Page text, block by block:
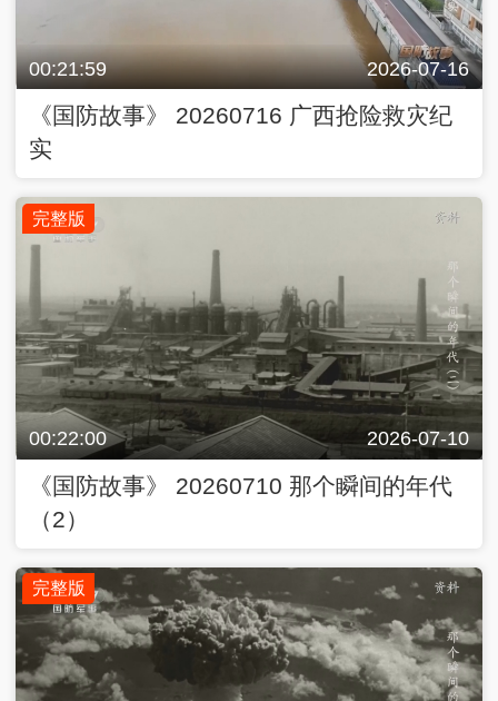
00:21:59 2026-07-16
《国防故事》 20260716 广西抢险救灾纪
实
完整版
00:22:00 2026-07-10
《国防故事》 20260710 那个瞬间的年代
（2）
完整版